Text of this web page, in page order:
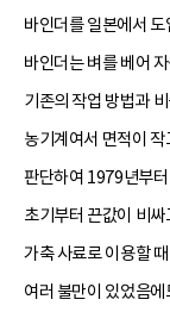
바인더를 일본에서
바인더는 벼를 베어
기존의 작업 방법과
농기계여서 면적이
판단하여 1979년부
초기부터 끈값이 비
가축 사료로 이용할
여러 불만이 있었음